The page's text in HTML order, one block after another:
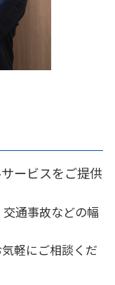
ービスをご提供
通事故などの幅
軽にご相談くだ